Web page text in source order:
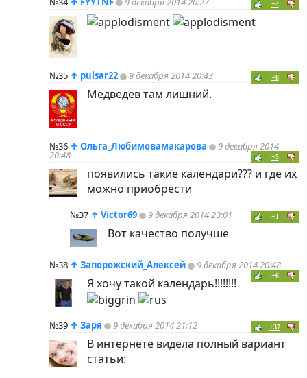
+4
№35 ↑ pulsar22 9 декабря 2014 20:43 +8
Медведев там лишний.
№36 ↑ Ольга_Любимовамакарова 9 декабря 2014
20:48 +5
появились такие календари??? и где их
можно приобрести
№37 ↑ Victor69 9 декабря 2014 23:01 +1
Вот качество получше
№38 ↑ Запорожский_Алексей 9 декабря 2014 20:48
+6
Я хочу такой календарь!!!!!!!!
№39 ↑ Заря 9 декабря 2014 21:12 +37
В интернете видела полный вариант
статьи: